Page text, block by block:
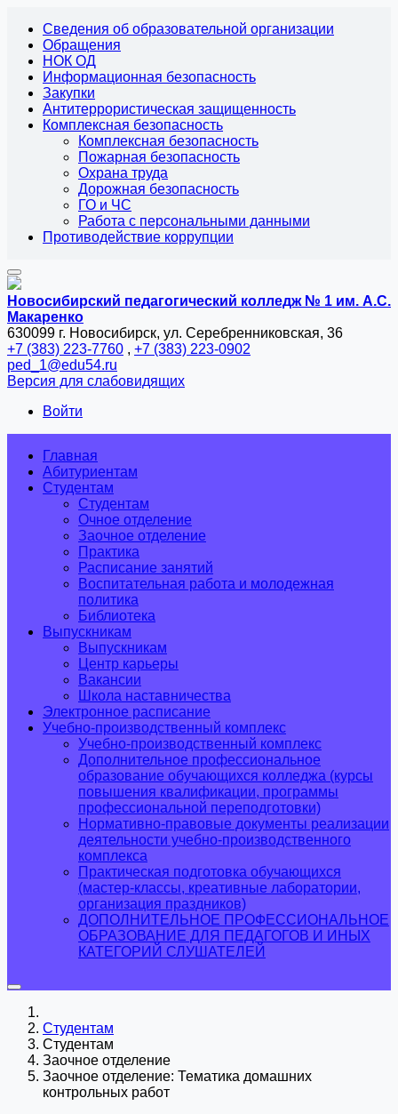
Сведения об образовательной организации
Обращения
НОК ОД
Информационная безопасность
Закупки
Антитеррористическая защищенность
Комплексная безопасность
Комплексная безопасность
Пожарная безопасность
Охрана труда
Дорожная безопасность
ГО и ЧС
Работа с персональными данными
Противодействие коррупции
Новосибирский педагогический колледж № 1 им. А.С.
Макаренко
630099 г. Новосибирск, ул. Серебренниковская, 36
+7 (383) 223-7760 , +7 (383) 223-0902
ped_1@edu54.ru
Версия для слабовидящих
Войти
Главная
Абитуриентам
Студентам
Студентам
Очное отделение
Заочное отделение
Практика
Расписание занятий
Воспитательная работа и молодежная
политика
Библиотека
Выпускникам
Выпускникам
Центр карьеры
Вакансии
Школа наставничества
Электронное расписание
Учебно-производственный комплекс
Учебно-производственный комплекс
Дополнительное профессиональное
образование обучающихся колледжа (курсы
повышения квалификации, программы
профессиональной переподготовки)
Нормативно-правовые документы реализации
деятельности учебно-производственного
комплекса
Практическая подготовка обучающихся
(мастер-классы, креативные лаборатории,
организация праздников)
ДОПОЛНИТЕЛЬНОЕ ПРОФЕССИОНАЛЬНОЕ
ОБРАЗОВАНИЕ ДЛЯ ПЕДАГОГОВ И ИНЫХ
КАТЕГОРИЙ СЛУШАТЕЛЕЙ
Студентам
Студентам
Заочное отделение
Заочное отделение: Тематика домашних
контрольных работ